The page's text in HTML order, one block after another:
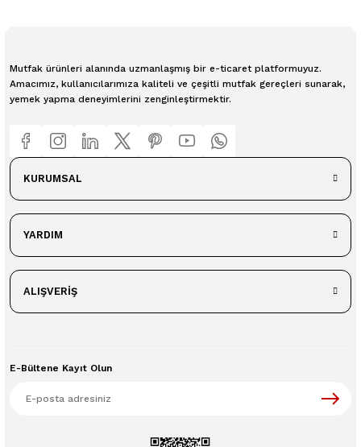
Mutfak ürünleri alanında uzmanlaşmış bir e-ticaret platformuyuz.
Amacımız, kullanıcılarımıza kaliteli ve çeşitli mutfak gereçleri sunarak,
yemek yapma deneyimlerini zenginleştirmektir.
KURUMSAL
YARDIM
ALIŞVERİŞ
E-Bültene Kayıt Olun